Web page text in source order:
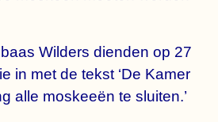
Wilders dienden op 27
in met de tekst ‘De Kamer
alle moskeeën te sluiten.’